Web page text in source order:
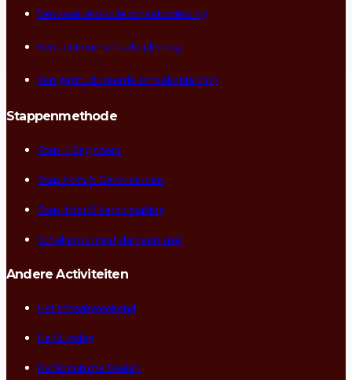
Een kwaliteitsvolle schaakopleiding
Een continue schaakopleiding
Een gestructureerde schaakopleiding
Stappenmethode
Stap 1: Beginners
Stap 2 t/m 3: Gevorderden
Stap 4 t/m 6: Vervolmaking
Schaken is meer dan een spel
Andere Activiteiten
Het schaakweekend
De SLimdag
De Slimpische Spelen